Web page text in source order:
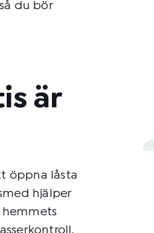
du bör
är
öppna låsta
hjälper
hemmets